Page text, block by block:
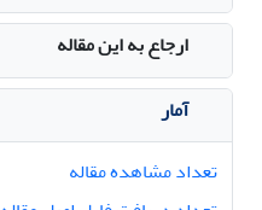
ارجاع به این مقاله
آمار
تعداد مشاهده مقاله